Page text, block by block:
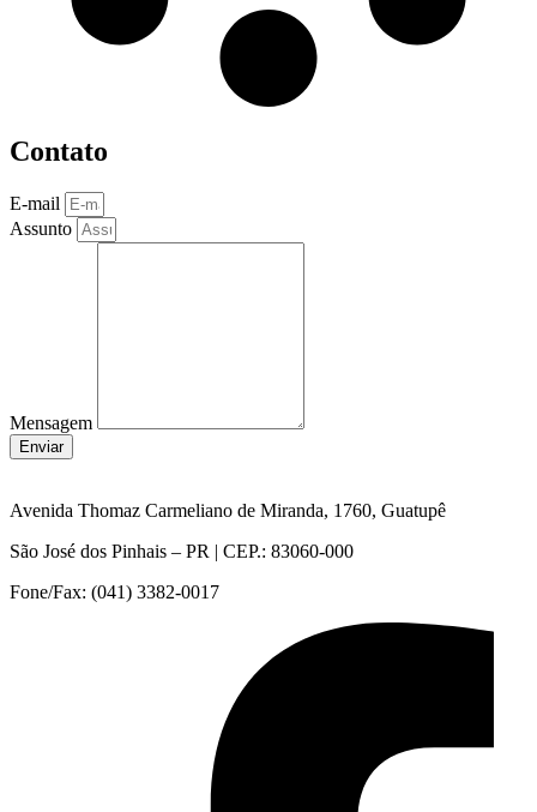
Contato
E-mail
Assunto
Mensagem
Enviar
Avenida Thomaz Carmeliano de Miranda, 1760, Guatupê
São José dos Pinhais – PR | CEP.: 83060-000
Fone/Fax: (041) 3382-0017